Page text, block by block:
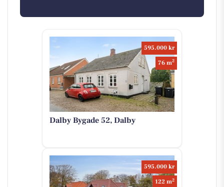
595.000 kr
76 m2
Dalby Bygade 52, Dalby
595.000 kr
122 m2